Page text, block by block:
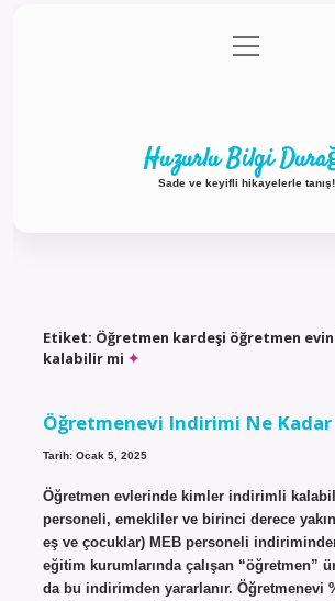
Gizlilik Politikası
menüyü
aç
Huzurlu Bilgi
Sade ve keyifli hikayelerle tanış!
Etiket: Öğretmen kardeşi öğretmen
kalabilir mi
Öğretmenevi Indirimi Ne Kadar
Tarih: Ocak 5, 2025
Öğretmen evlerinde kimler indirimli
personeli, emekliler ve birinci derece
eş ve çocuklar) MEB personeli
eğitim kurumlarında çalışan “öğretmen”
da bu indirimden yararlanır. Öğretmenevi